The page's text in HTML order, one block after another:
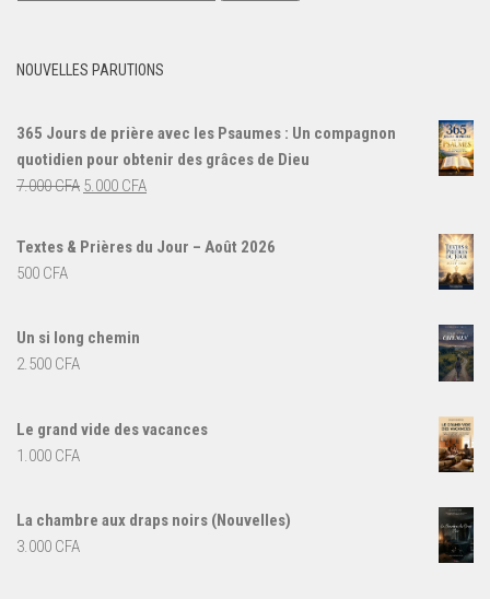
NOUVELLES PARUTIONS
365 Jours de prière avec les Psaumes : Un compagnon
quotidien pour obtenir des grâces de Dieu
7.000CFA Le
initial
5.000 CFALe
actuel
Textes & Prières du Jour – Août 2026
500 CFA
Un si long chemin
2.500 CFA
Le grand vide des vacances
1.000 CFA
La chambre aux draps noirs (Nouvelles)
3.000 CFA